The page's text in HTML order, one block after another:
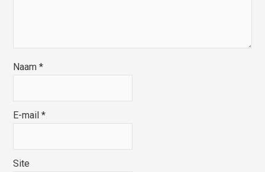
Naam*
E-mail*
Site